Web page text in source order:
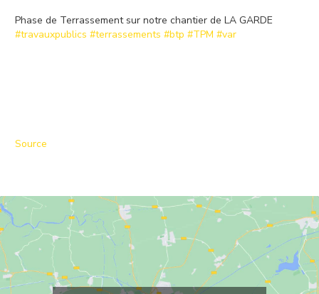
Phase de Terrassement sur notre chantier de LA GARDE
#travauxpublics #terrassements #btp #TPM #var
Source